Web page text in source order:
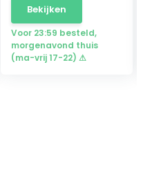
Bekijken
Voor 23:59 besteld,
morgenavond thuis
(ma-vrij 17-22) ⚠